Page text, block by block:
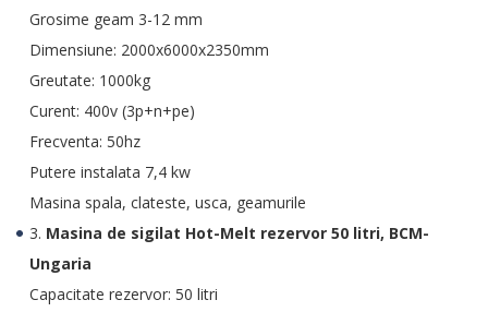
Grosime geam 3-12 mm
Dimensiune: 2000x6000x2350mm
Greutate: 1000kg
Curent: 400v (3p+n+pe)
Frecventa: 50hz
Putere instalata 7,4 kw
Masina spala, clateste, usca, geamurile
3. Masina de sigilat Hot-Melt rezervor 50 litri, BCM-
Ungaria
Capacitate rezervor: 50 litri